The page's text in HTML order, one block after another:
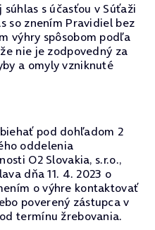
s účasťou v Súťaži
so znením Pravidiel bez
výhry spôsobom podľa
nie je zodpovedný za
a omyly vzniknuté
pod dohľadom 2
oddelenia
O2 Slovakia, s.r.o.,
dňa 11. 4. 2023 o
o výhre kontaktovať
poverený zástupca v
termínu žrebovania.